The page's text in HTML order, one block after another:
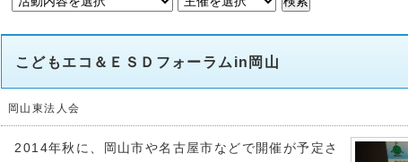
こどもエコ＆ＥＳＤフォーラムin岡山
岡山東法人会
2014年秋に、岡山市や名古屋市などで開催が予定さ